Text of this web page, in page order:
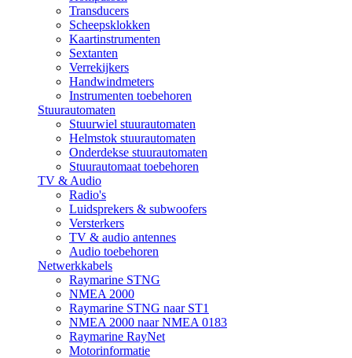
Transducers
Scheepsklokken
Kaartinstrumenten
Sextanten
Verrekijkers
Handwindmeters
Instrumenten toebehoren
Stuurautomaten
Stuurwiel stuurautomaten
Helmstok stuurautomaten
Onderdekse stuurautomaten
Stuurautomaat toebehoren
TV & Audio
Radio's
Luidsprekers & subwoofers
Versterkers
TV & audio antennes
Audio toebehoren
Netwerkkabels
Raymarine STNG
NMEA 2000
Raymarine STNG naar ST1
NMEA 2000 naar NMEA 0183
Raymarine RayNet
Motorinformatie